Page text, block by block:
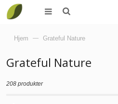
Hjem — Grateful Nature
Grateful Nature
208 produkter